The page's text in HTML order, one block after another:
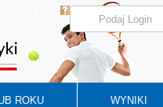
ROKU WYNIKI